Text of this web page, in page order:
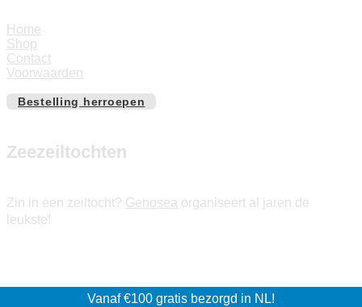
Home
Shop
Contact
Voorwaarden
Bestelling herroepen
Zeezeiltochten
Zin in een zeiltocht? Genosea organiseert al jaren de
leukste!
© 2026 zeilers.shop | Site & webshop:Tomworks